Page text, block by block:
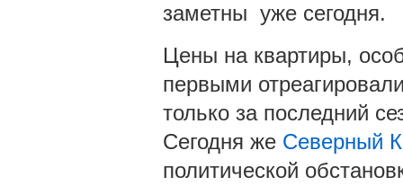
заметны уже сегодня.
Цены на квартиры,
первыми
только за последний
Сегодня жеСеверный
политической